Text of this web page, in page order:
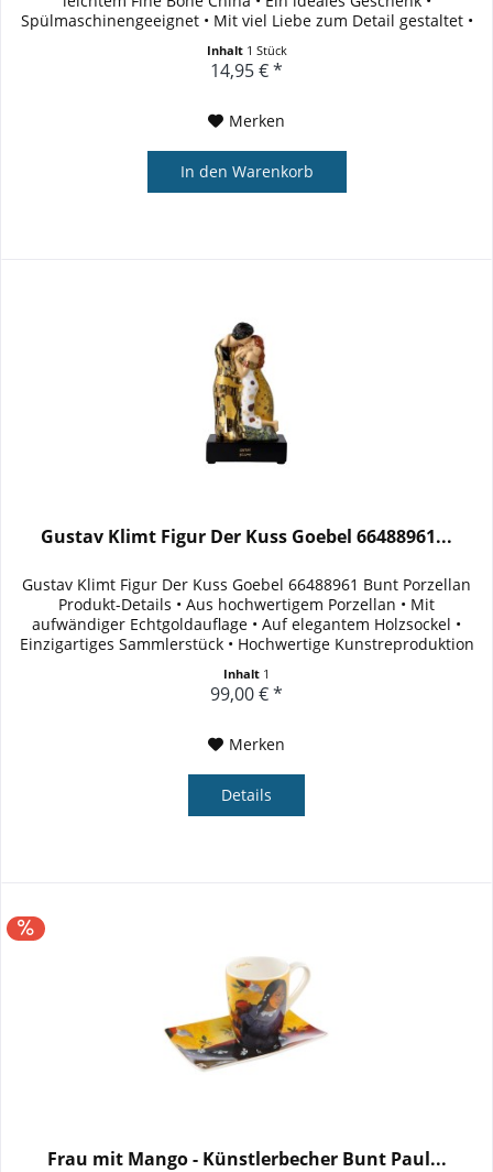
Spülmaschinengeeignet • Mit viel Liebe zum Detail gestaltet •
Inhalt 1 Stück
14,95 € *
Merken
In den Warenkorb
Gustav Klimt Figur Der Kuss Goebel 66488961...
Gustav Klimt Figur Der Kuss Goebel 66488961 Bunt Porzellan
Produkt-Details • Aus hochwertigem Porzellan • Mit
aufwändiger Echtgoldauflage • Auf elegantem Holzsockel •
Einzigartiges Sammlerstück • Hochwertige Kunstreproduktion
Inhalt 1
99,00 € *
Merken
Details
Frau mit Mango - Künstlerbecher Bunt Paul...